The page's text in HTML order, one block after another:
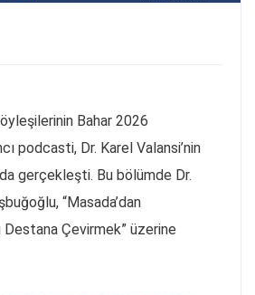
Bahar 2026
podcasti, Dr. Karel Valansi’nin
gerçekleşti. Bu bölümde Dr.
“Masada’dan
Destana Çevirmek” üzerine